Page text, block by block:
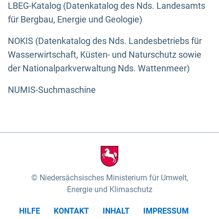
LBEG-Katalog (Datenkatalog des Nds. Landesamts
für Bergbau, Energie und Geologie)
NOKIS (Datenkatalog des Nds. Landesbetriebs für
Wasserwirtschaft, Küsten- und Naturschutz sowie
der Nationalparkverwaltung Nds. Wattenmeer)
NUMIS-Suchmaschine
Niedersächsisches Ministerium für Umwelt,
Energie und Klimaschutz
HILFE KONTAKT INHALT
IMPRESSUM